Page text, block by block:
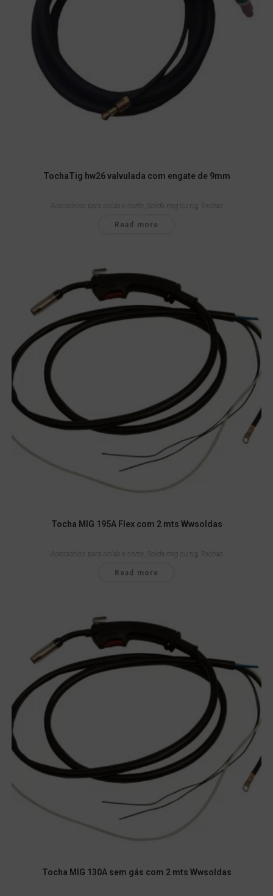
TochaTig hw26 valvulada com engate de 9mm
Acessórios para solda e corte Solda mig ou tig, Tochas
Read more
Tocha MIG 195A Flex com 2 mts Wwsoldas
Acessórios para solda e corte, Solda mig ou tig, Tochas
Read more
Tocha MIG 130A sem gás com 2 mts Wwsoldas